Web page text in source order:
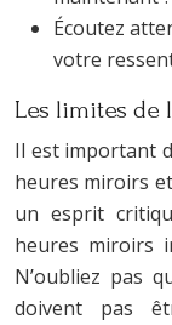
Écoutez
votre
Les limites de
Il est important
heures miroirs
un esprit
heures miroirs
N’oubliez pas
doivent pas